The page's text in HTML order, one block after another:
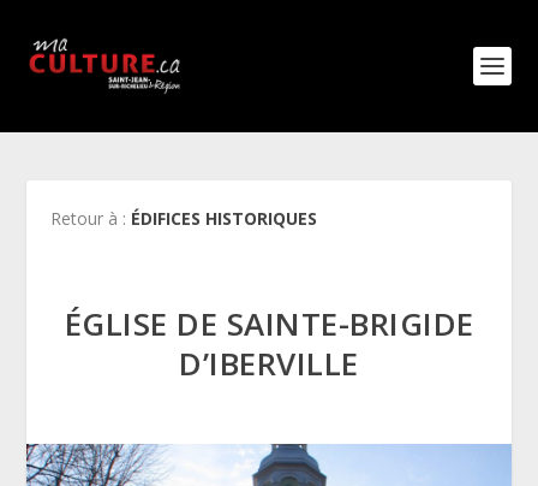
Retour à : ÉDIFICES HISTORIQUES
ÉGLISE DE SAINTE-BRIGIDE
D’IBERVILLE